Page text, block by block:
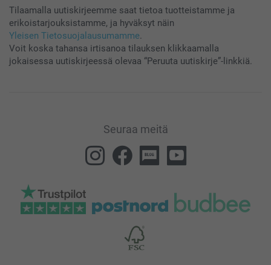
Tilaamalla uutiskirjeemme saat tietoa tuotteistamme ja
erikoistarjouksistamme, ja hyväksyt näin
Yleisen Tietosuojalausumamme.
Voit koska tahansa irtisanoa tilauksen klikkaamalla
jokaisessa uutiskirjeessä olevaa “Peruuta uutiskirje”-linkkiä.
Seuraa meitä